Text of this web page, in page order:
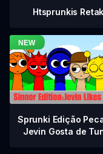
Htsprunkis
Sprunki Edição
Jevin Gosta de